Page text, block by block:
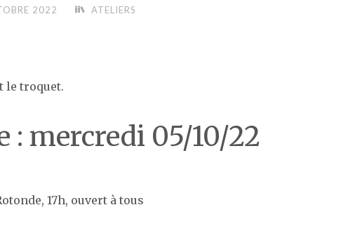
2022 ATELIERS
le troquet.
mercredi 05/10/22
17h, ouvert à tous